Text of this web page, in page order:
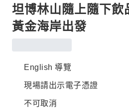
坦博林山隨上隨下
黃金海岸出發
English 導覽
現場請出示電子憑證
不可取消